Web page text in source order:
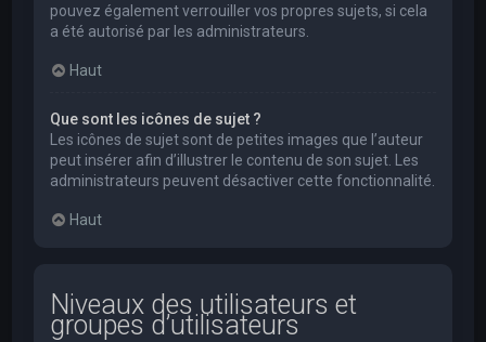
pouvez également verrouiller vos propres sujets, si cela
a été autorisé par les administrateurs.
Haut
Que sont les icônes de sujet ?
Les icônes de sujet sont de petites images que l’auteur
peut insérer afin d’illustrer le contenu de son sujet. Les
administrateurs peuvent désactiver cette fonctionnalité.
Haut
Niveaux des utilisateurs et
groupes d’utilisateurs